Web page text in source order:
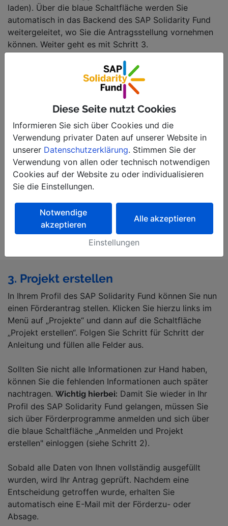
Diese Seite nutzt Cookies
Informieren Sie sich über Cookies und die
Verwendung privater Daten auf unserer Website in
unserer Datenschutzerklärung. Stimmen Sie der
Verwendung von allen oder technisch notwendigen
Cookies auf der Website zu oder individualisieren
Sie die Einstellungen.
Notwendige
akzeptieren
Alle akzeptieren
Einstellungen
laden). Über die blaue Schaltfläche werden Sie
automatisch in das Backend des SAP Solidarity Fund
weitergeleitet, wo Sie die Antragsstellung vornehmen
können. Weiter geht es mit Schritt 3.
3. Projekt erstellen
In Ihrem Profil des SAP Solidarity Fund können Sie nun
einen Förderantrag stellen. Klicken Sie hierzu links im
Menü auf „Projekte“ und dann auf die Schaltfläche
„Projekt erstellen“. Folgen Sie Schritt für Schritt der
Anleitung und füllen alle Felder aus.
Sollten Sie nicht alle Informationen zur Hand haben,
können Sie die fehlenden Informationen auch später
nachtragen. Wichtig hierbei: Damit Sie wieder in Ihr
Profil des SAP Solidarity Fund gelangen, müssen Sie
sich über Förderprogramme anmelden und sich über
die blaue Schaltfläche „Anmelden und Projekt
erstellen" einloggen (siehe Schritt 2).
Sobald alle Daten von Ihnen vollständig ausgefüllt
wurden, wird Ihr Antrag geprüft. Nachdem eine
Entscheidung getroffen wurde, erhalten Sie
automatisch eine E-Mail mit der Förderzu- oder
Absage.